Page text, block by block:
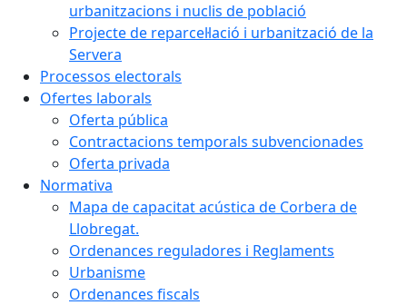
urbanitzacions i nuclis de població
Projecte de reparcel·lació i urbanització de la
Servera
Processos electorals
Ofertes laborals
Oferta pública
Contractacions temporals subvencionades
Oferta privada
Normativa
Mapa de capacitat acústica de Corbera de
Llobregat.
Ordenances reguladores i Reglaments
Urbanisme
Ordenances fiscals